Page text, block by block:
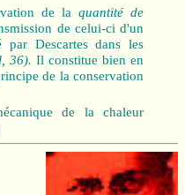
de laquantité de
de celui-ci d'un
Descartes dans les
36).Il constitue bien en
de la conservation
de la chaleur